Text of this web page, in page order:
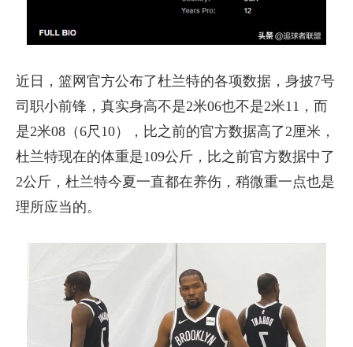
近日，篮网官方公布了杜兰特的各项数据，身披7号
司职小前锋，真实身高不是2米06也不是2米11，而
是2米08（6尺10），比之前的官方数据高了2厘米，
杜兰特现在的体重是109公斤，比之前官方数据中了
2公斤，杜兰特今夏一直都在养伤，稍微重一点也是
理所应当的。